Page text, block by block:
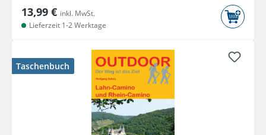
13,99 € inkl. MwSt.
Lieferzeit 1-2 Werktage
Taschenbuch